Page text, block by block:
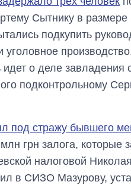
Сытнику в
подкупить
уголовное
идет о деле завладения
подконтрольному
под стражу бывшего
грн залога, которые
налоговой
в СИЗО Мазурову,